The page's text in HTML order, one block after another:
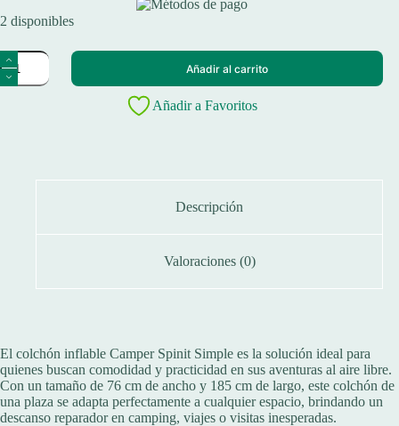
2 disponibles
Colchon
Inflable
Camper
Añadir al carrito
Añadir a Favoritos
Descripción
Valoraciones (0)
El colchón inflable Camper Spinit Simple es la solución ideal para
quienes buscan comodidad y practicidad en sus aventuras al aire libre.
Con un tamaño de 76 cm de ancho y 185 cm de largo, este colchón de
una plaza se adapta perfectamente a cualquier espacio, brindando un
descanso reparador en camping, viajes o visitas inesperadas.